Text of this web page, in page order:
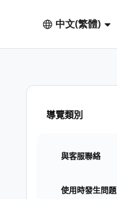
中文(繁體)
導覽類別
與客服聯絡
使用時發生問題